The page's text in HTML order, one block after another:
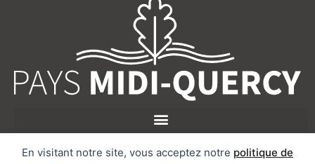
En visitant notre site, vous acceptez notre politique de